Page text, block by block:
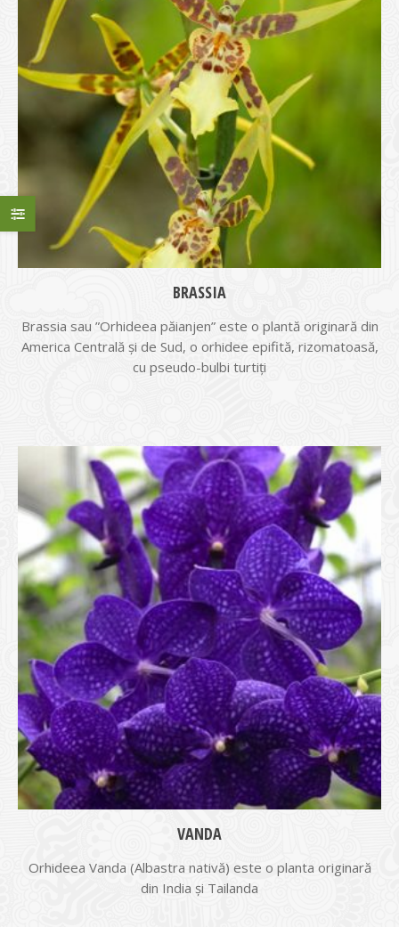
BRASSIA
Brassia sau ”Orhideea păianjen” este o plantă originară din
America Centrală și de Sud, o orhidee epifită, rizomatoasă,
cu pseudo-bulbi turtiți
VANDA
Orhideea Vanda (Albastra nativă) este o planta originară
din India și Tailanda